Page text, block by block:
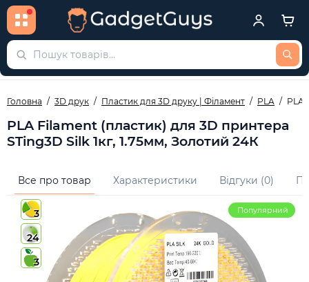
Головна 3D друк Пластик для 3D друку | Філамент PLA PLA
PLA Filament (пластик) для 3D принтера
STing3D Silk 1кг, 1.75мм, Золотий 24К
Все про товар Характеристики Відгуки (0)
3
24
3
Популярний